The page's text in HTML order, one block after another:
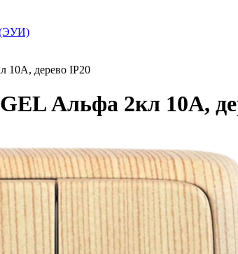
(ЭУИ)
10А, дерево IP20
Альфа 2кл 10А,